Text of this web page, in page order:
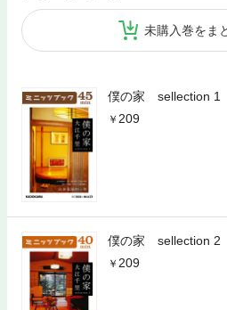
未購入巻をま
僕の家 sellection 1
209
僕の家 sellection 2
209